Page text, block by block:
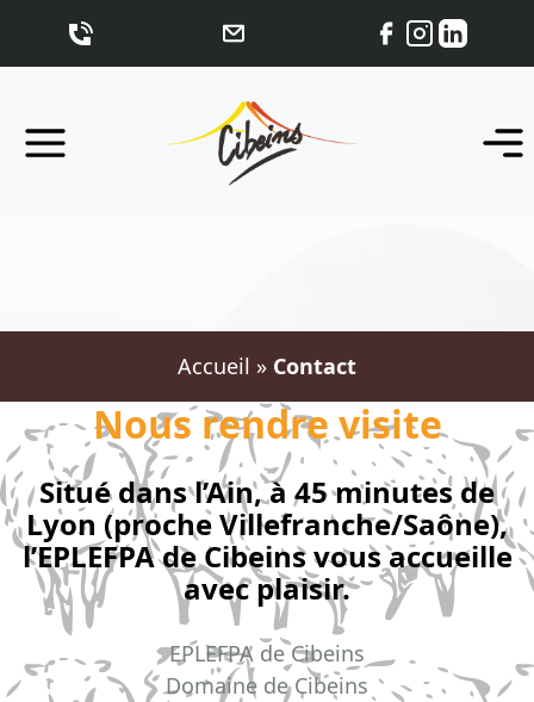
Accueil » Contact
Nous rendre visite
Situé dans l’Ain, à 45 minutes de
Lyon (proche Villefranche/Saône),
l’EPLEFPA de Cibeins vous accueille
avec plaisir.
EPLEFPA de Cibeins
Domaine de Cibeins